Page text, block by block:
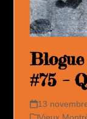
#75 –
13